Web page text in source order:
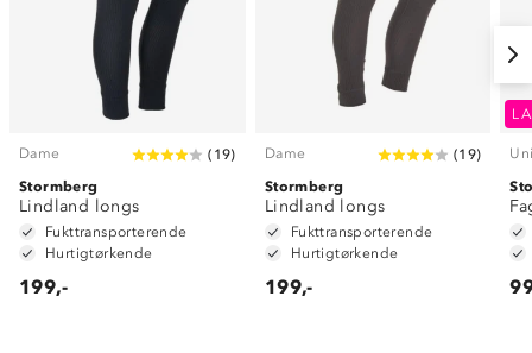
Dame ( 19)
Stormberg
Lindland longs
Fukttransporterende
Hurtigtørkende
199,-
Dame (19)
Stormberg
Lindland longs
Fukttransporterende
Hurtigtørkende
199,-